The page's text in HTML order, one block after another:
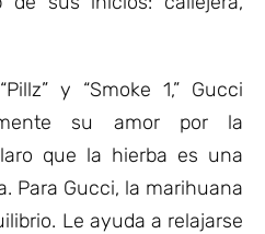
y “Smoke 1,” Gucci
su amor por la
que la hierba es una
Para Gucci, la marihuana
Le ayuda a relajarse